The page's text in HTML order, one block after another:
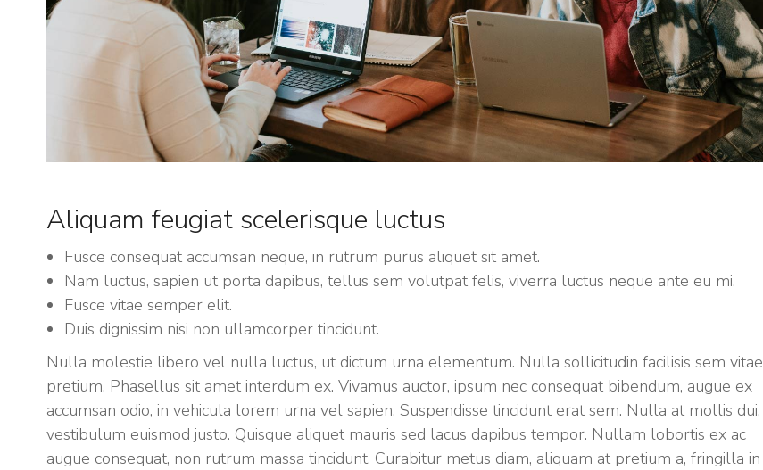
Aliquam feugiat scelerisque luctus
Fusce consequat accumsan neque, in rutrum purus aliquet sit amet.
Nam luctus, sapien ut porta dapibus, tellus sem volutpat felis, viverra luctus neque ante eu mi.
Fusce vitae semper elit.
Duis dignissim nisi non ullamcorper tincidunt.
Nulla molestie libero vel nulla luctus, ut dictum urna elementum. Nulla sollicitudin facilisis sem vitae
pretium. Phasellus sit amet interdum ex. Vivamus auctor, ipsum nec consequat bibendum, augue ex
accumsan odio, in vehicula lorem urna vel sapien. Suspendisse tincidunt erat sem. Nulla at mollis dui,
vestibulum euismod justo. Quisque aliquet mauris sed lacus dapibus tempor. Nullam lobortis ex ac
augue consequat, non rutrum massa tincidunt. Curabitur metus diam, aliquam at pretium a, fringilla in